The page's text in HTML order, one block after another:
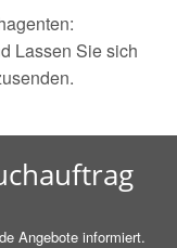
Lassen Sie sich
Angebote informiert.